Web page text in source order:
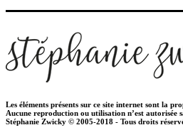
Les éléments présents sur ce site internet sont la
Aucune reproduction ou utilisation n’est autorisée
Stéphanie Zwicky © 2005-2018 - Tous droits